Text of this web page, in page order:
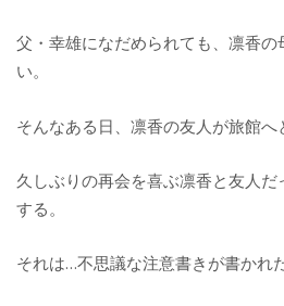
父・幸雄になだめられても、凛香
い。
そんなある日、凛香の友人が旅館へ
久しぶりの再会を喜ぶ凛香と友人
する。
それは…不思議な注意書きが書かれ